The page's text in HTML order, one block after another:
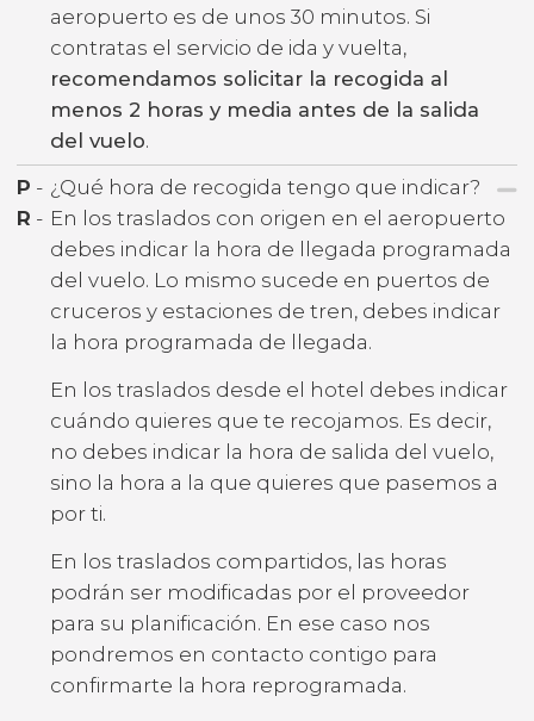
aeropuerto es de unos 30 minutos. Si
contratas el servicio de ida y vuelta,
recomendamos solicitar la recogida al
menos 2 horas y media antes de la salida
del vuelo.
P - ¿Qué hora de recogida tengo que indicar?
R - En los traslados con origen en el aeropuerto
debes indicar la hora de llegada programada
del vuelo. Lo mismo sucede en puertos de
cruceros y estaciones de tren, debes indicar
la hora programada de llegada.
En los traslados desde el hotel debes indicar
cuándo quieres que te recojamos. Es decir,
no debes indicar la hora de salida del vuelo,
sino la hora a la que quieres que pasemos a
por ti.
En los traslados compartidos, las horas
podrán ser modificadas por el proveedor
para su planificación. En ese caso nos
pondremos en contacto contigo para
confirmarte la hora reprogramada.